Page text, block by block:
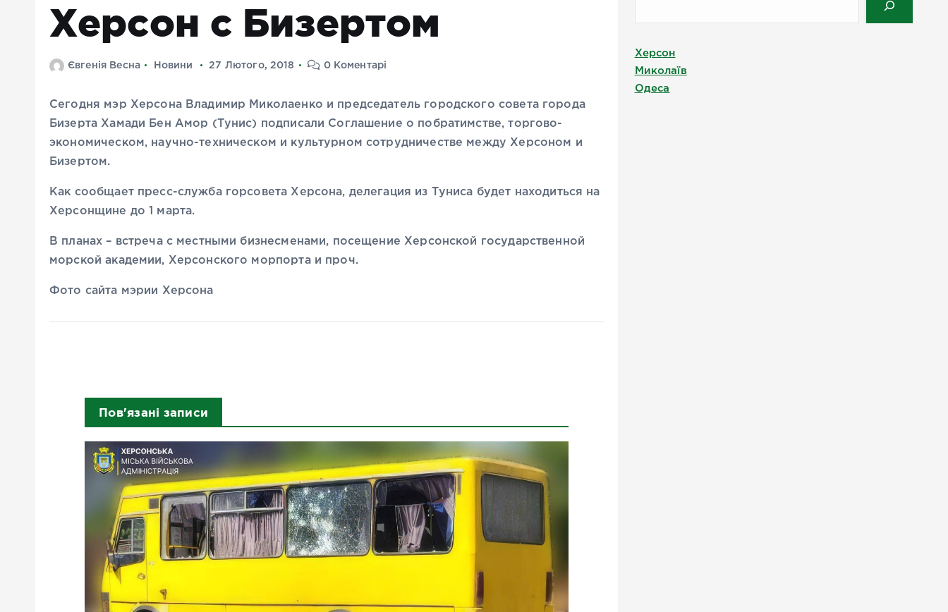
Херсон с Бизертом
Євгенія Весна Новини 27 Лютого, 2018 0 Коментарі
Сегодня мэр Херсона Владимир Миколаенко и председатель городского совета города
Бизерта Хамади Бен Амор (Тунис) подписали Соглашение о побратимстве, торгово-
экономическом, научно-техническом и культурном сотрудничестве между Херсоном и
Бизертом.
Как сообщает пресс-служба горсовета Херсона, делегация из Туниса будет находиться на
Херсонщине до 1 марта.
В планах – встреча с местными бизнесменами, посещение Херсонской государственной
морской академии, Херсонского морпорта и проч.
Фото сайта мэрии Херсона
Пов'язані записи
Херсон
Миколаїв
Одеса